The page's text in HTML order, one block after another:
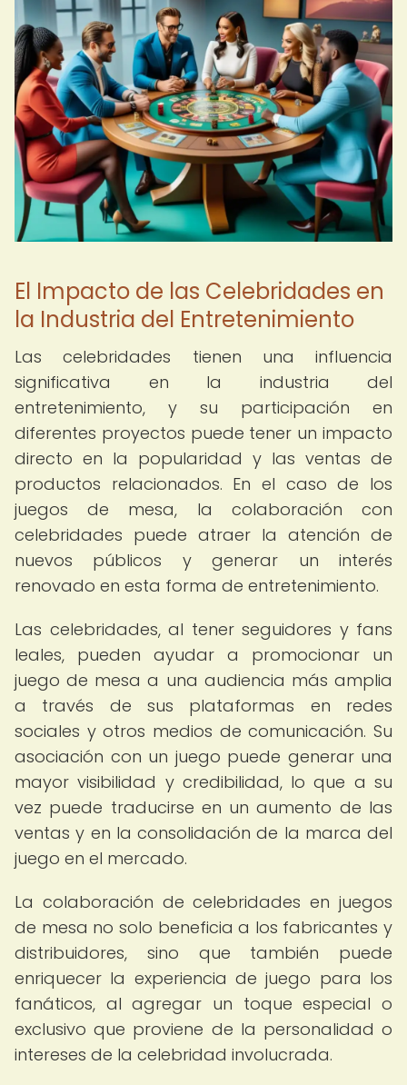
El Impacto de las Celebridades en
la Industria del Entretenimiento
Las celebridades tienen una influencia
significativa en la industria del
entretenimiento, y su participación en
diferentes proyectos puede tener un impacto
directo en la popularidad y las ventas de
productos relacionados. En el caso de los
juegos de mesa, la colaboración con
celebridades puede atraer la atención de
nuevos públicos y generar un interés
renovado en esta forma de entretenimiento.
Las celebridades, al tener seguidores y fans
leales, pueden ayudar a promocionar un
juego de mesa a una audiencia más amplia
a través de sus plataformas en redes
sociales y otros medios de comunicación. Su
asociación con un juego puede generar una
mayor visibilidad y credibilidad, lo que a su
vez puede traducirse en un aumento de las
ventas y en la consolidación de la marca del
juego en el mercado.
La colaboración de celebridades en juegos
de mesa no solo beneficia a los fabricantes y
distribuidores, sino que también puede
enriquecer la experiencia de juego para los
fanáticos, al agregar un toque especial o
exclusivo que proviene de la personalidad o
intereses de la celebridad involucrada.